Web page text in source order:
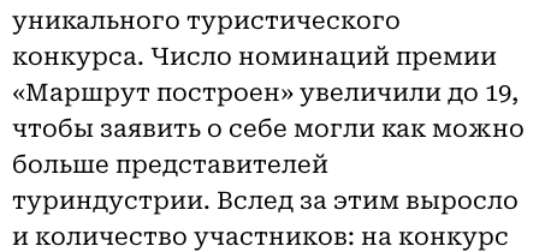
уникального туристического
конкурса. Число номинаций премии
«Маршрут построен» увеличили до 19,
чтобы заявить о себе могли как можно
больше представителей
туриндустрии. Вслед за этим выросло
и количество участников: на конкурс